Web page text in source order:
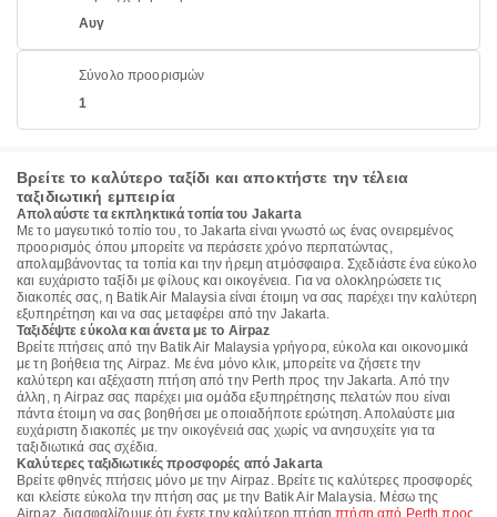
Αυγ
Σύνολο προορισμών
1
Βρείτε το καλύτερο ταξίδι και αποκτήστε την τέλεια
ταξιδιωτική εμπειρία
Απολαύστε τα εκπληκτικά τοπία του Jakarta
Με το μαγευτικό τοπίο του, το Jakarta είναι γνωστό ως ένας ονειρεμένος
προορισμός όπου μπορείτε να περάσετε χρόνο περπατώντας,
απολαμβάνοντας τα τοπία και την ήρεμη ατμόσφαιρα. Σχεδιάστε ένα εύκολο
και ευχάριστο ταξίδι με φίλους και οικογένεια. Για να ολοκληρώσετε τις
διακοπές σας, η Batik Air Malaysia είναι έτοιμη να σας παρέχει την καλύτερη
εξυπηρέτηση και να σας μεταφέρει από την Jakarta.
Ταξιδέψτε εύκολα και άνετα με το Airpaz
Βρείτε πτήσεις από την Batik Air Malaysia γρήγορα, εύκολα και οικονομικά
με τη βοήθεια της Airpaz. Με ένα μόνο κλικ, μπορείτε να ζήσετε την
καλύτερη και αξέχαστη πτήση από την Perth προς την Jakarta. Από την
άλλη, η Airpaz σας παρέχει μια ομάδα εξυπηρέτησης πελατών που είναι
πάντα έτοιμη να σας βοηθήσει με οποιαδήποτε ερώτηση. Απολαύστε μια
ευχάριστη διακοπές με την οικογένειά σας χωρίς να ανησυχείτε για τα
ταξιδιωτικά σας σχέδια.
Καλύτερες ταξιδιωτικές προσφορές από Jakarta
Βρείτε φθηνές πτήσεις μόνο με την Airpaz. Βρείτε τις καλύτερες προσφορές
και κλείστε εύκολα την πτήση σας με την Batik Air Malaysia. Μέσω της
Airpaz, διασφαλίζουμε ότι έχετε την καλύτερη πτήσηπτήση από Perth προς